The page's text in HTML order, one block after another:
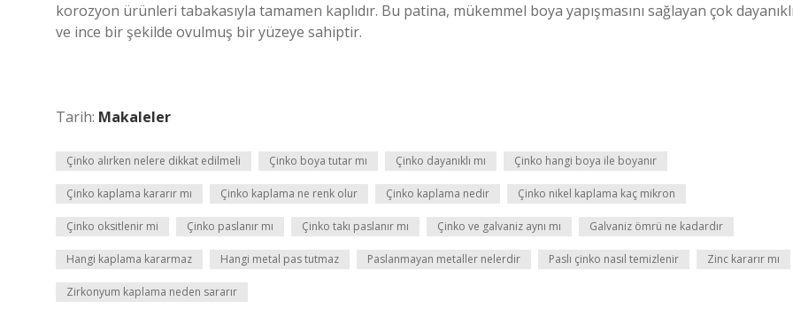
korozyon ürünleri tabakasıyla tamamen kaplıdır. Bu patina, mükemmel boya yapışmasını sağlayan çok
ve ince bir şekilde ovulmuş bir yüzeye sahiptir.
Tarih: Makaleler
Çinko alırken nelere dikkat edilmeli Çinko boya tutar mı Çinko dayanıklı mı Çinko hangi boya ile boyanır
Çinko kaplama kararır mı Çinko kaplama ne renk olur Çinko kaplama nedir Çinko nikel kaplama kaç mikron
Çinko oksitlenir mi Çinko paslanır mı Çinko takı paslanır mı Çinko ve galvaniz aynı mı Galvaniz ömrü ne kadardır
Hangi kaplama kararmaz Hangi metal pas tutmaz Paslanmayan metaller nelerdir Paslı çinko nasıl temizlenir Zinc kararır mı
Zirkonyum kaplama neden sararır